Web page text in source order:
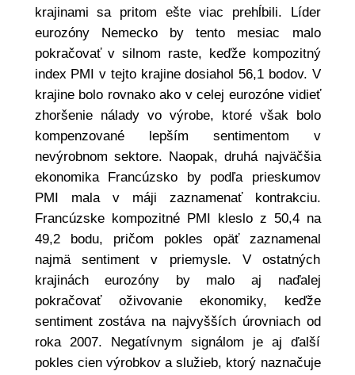
krajinami sa pritom ešte viac prehĺbili. Líder
eurozóny Nemecko by tento mesiac malo
pokračovať v silnom raste, keďže kompozitný
index PMI v tejto krajine dosiahol 56,1 bodov. V
krajine bolo rovnako ako v celej eurozóne vidieť
zhoršenie nálady vo výrobe, ktoré však bolo
kompenzované lepším sentimentom v
nevýrobnom sektore. Naopak, druhá najväčšia
ekonomika Francúzsko by podľa prieskumov
PMI mala v máji zaznamenať kontrakciu.
Francúzske kompozitné PMI kleslo z 50,4 na
49,2 bodu, pričom pokles opäť zaznamenal
najmä sentiment v priemysle. V ostatných
krajinách eurozóny by malo aj naďalej
pokračovať oživovanie ekonomiky, keďže
sentiment zostáva na najvyšších úrovniach od
roka 2007. Negatívnym signálom je aj ďalší
pokles cien výrobkov a služieb, ktorý naznačuje